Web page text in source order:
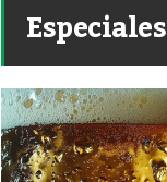
Especiales